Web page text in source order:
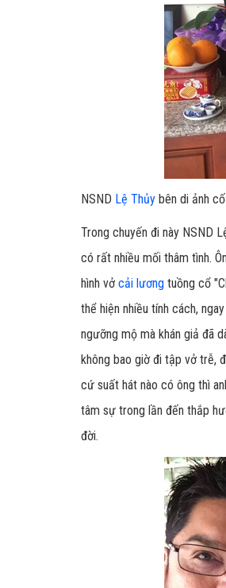
NSND Lệ Thủy bên di ảnh
Trong chuyến đi này NSND
có rất nhiều mối thâm tình.
hình vở cải lương tuồng cổ
thể hiện nhiều tính cách,
ngưỡng mộ mà khán giả đã
không bao giờ đi tập vở trễ,
cứ suất hát nào có ông thì
tâm sự trong lần đến thắp
đời.